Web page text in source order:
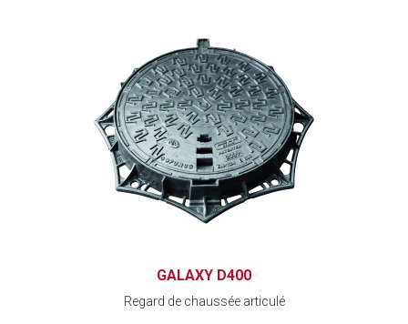
GALAXY D400
Regard de chaussée articulé